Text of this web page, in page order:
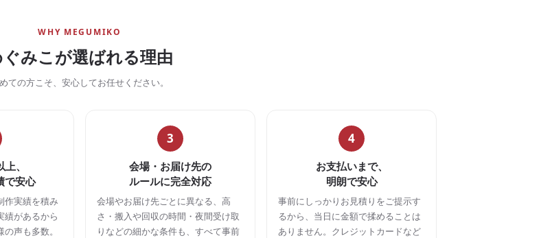
WHY MEGUMIKO
みこが選ばれる理由
ての方こそ、安心してお任せください。
、
で安心
作実績を積み
績があるから
声も多数。
3
会場・お届け先の
ルールに完全対応
会場やお届け先ごとに異なる、高
さ・搬入や回収の時間・夜間受け取
りなどの細かな条件も、すべて事前
4
お支払いまで、
明朗で安心
事前にしっかりお見積りをご提示す
るから、当日に金額で揉めることは
ありません。クレジットカードなど